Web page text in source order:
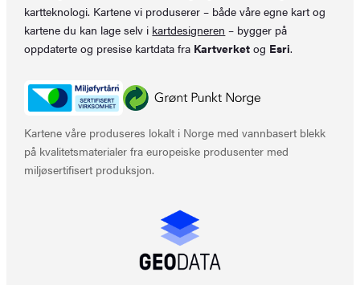
kartteknologi. Kartene vi produserer – både våre egne kart og
kartene du kan lage selv i kartdesigneren – bygger på
oppdaterte og presise kartdata fra Kartverket og Esri.
Kartene våre produseres lokalt i Norge med vannbasert blekk
på kvalitetsmaterialer fra europeiske produsenter med
miljøsertifisert produksjon.